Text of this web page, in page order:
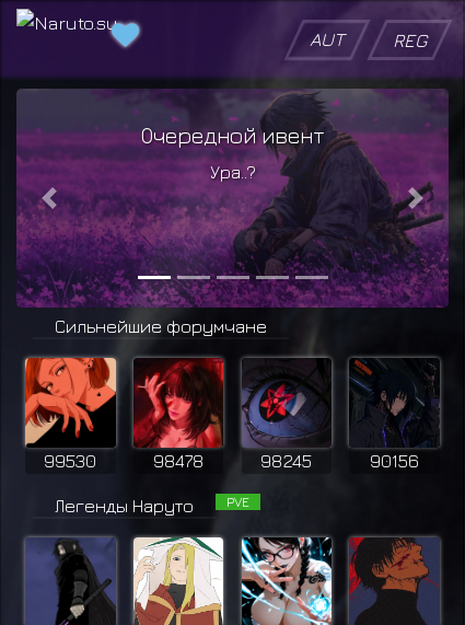
AUT REG
Очередной ивент
Previous Next
Сильнейшие форумчане
99530 98478 98245 90156
Легенды Наруто PVE